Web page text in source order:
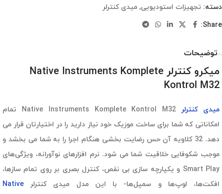
دسته: تجهیزات استودیویی, میدی کنترلر
Share:
توضیحات
میکرو کنترلر Native Instruments Komplete
Kontrol M32
میدی کنترلر
Native Instruments Komplete Kontrol M32 تمام
امکاناتی که شما برای ساخت موزیک خود نیاز دارید را در اختیارتان قرار می
دهد. 32 کلاویه آن حس رضایت بخشی هنگام اجرا را به شما می بخشد و
موجب شکوفایی خلاقیت شما می شود. نرم افزارهای نوآورانه، ویژگی‌های
Smart Play و یکپارچه سازی بی نقص، کنترل بصری بر روی تمام سازها،
افکت‌ها، لوپ‌‎ها و سمپل‌ها- با این مدل میدی کنترلر
Native